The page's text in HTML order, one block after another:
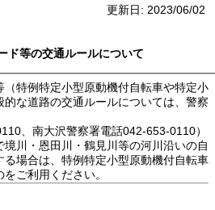
更新日: 2023/06/02
等の交通ルールについて
特例特定小型原動機付自転車や特定小
な道路の交通ルールについては、警察
、南大沢警察署電話042-653-0110）
境川・恩田川・鶴見川等の河川沿いの自
場合は、特例特定小型原動機付自転車
ご利用ください。